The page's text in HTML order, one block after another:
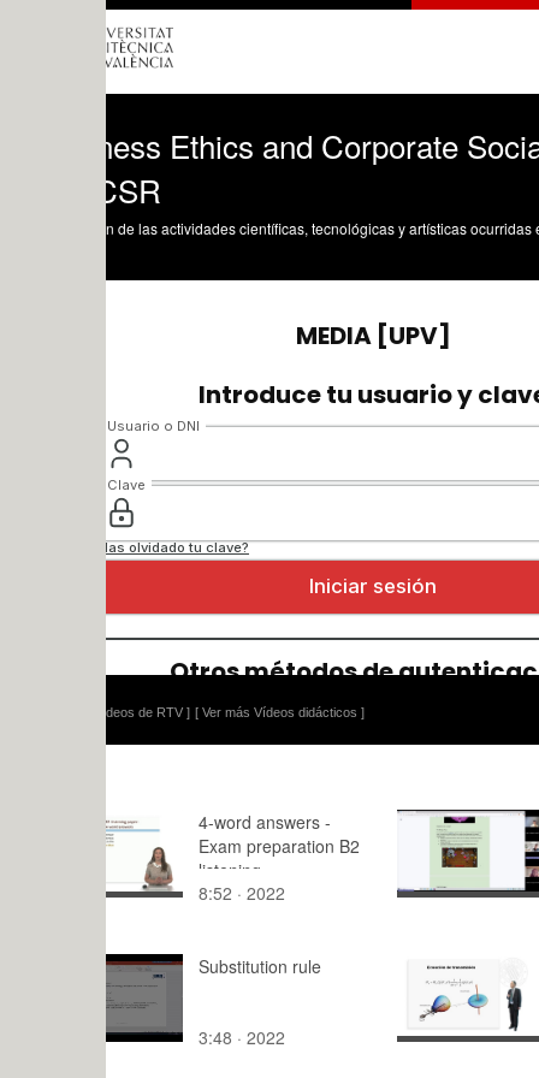
Ethics and Corporate Socia
de las actividades científicas, tecnológicas y artísticas ocurridas en los tres
[ Ver más Vídeos didácticos ]
4-word answers -
Exam preparation B2
listening
8:52 · 2022
20:29 ·
Substitution rule
3:48 · 2022
interiores
9:30 · 2004